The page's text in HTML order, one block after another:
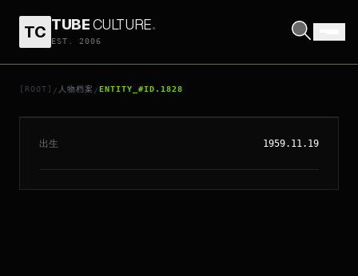
TC TUBECULTURE.
EST. 2006
[ROOT] / 人物档案 /ENTITY_#ID.1828
// ENTITY_#ID.1828
愛麗遜珍妮
出生 1959.11.19